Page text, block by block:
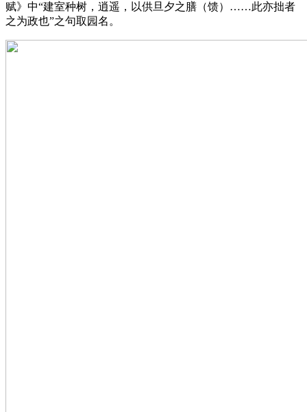
赋》中“建室种树，逍遥，以供旦夕之膳（馈）……此亦拙者
之为政也”之句取园名。